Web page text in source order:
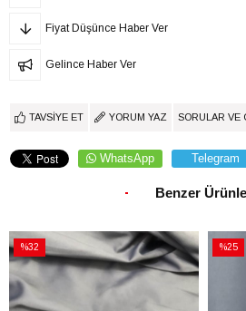
Fiyat Düşünce Haber Ver
Gelince Haber Ver
TAVSIYE ET YORUM YAZ SORULAR VE
WhatsApp Telegram
Benzer
%32
İndirim
%32İndirim
%25